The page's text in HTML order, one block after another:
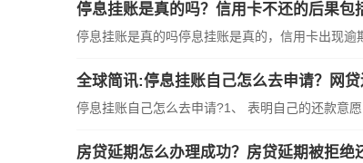
停息挂账是真的吗？信用卡不还的后果包
停息挂账是真的吗停息挂账是真的，信用卡出现逾
全球简讯:停息挂账自己怎么去申请？网贷
停息挂账自己怎么去申请?1、 表明自己的还款意
房贷延期怎么办理成功？房贷延期被拒绝